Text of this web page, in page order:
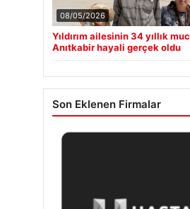
08/05/2026
Yıldırım ailesinin 34 yıllık
Anıtkabir hayali gerçek oldu
Son Eklenen Firmalar